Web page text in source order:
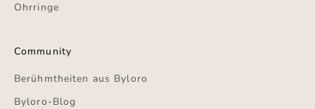
Ohrringe
Community
Berühmtheiten aus Byloro
Byloro-Blog